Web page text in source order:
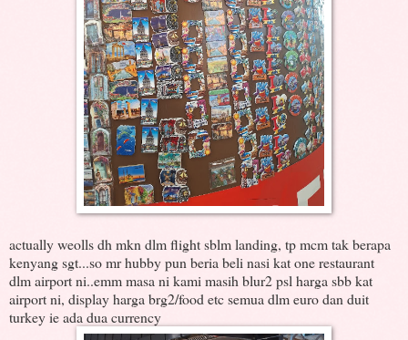
actually weolls dh mkn dlm flight sblm landing, tp mcm tak berapa
kenyang sgt...so mr hubby pun beria beli nasi kat one restaurant
dlm airport ni..emm masa ni kami masih blur2 psl harga sbb kat
airport ni, display harga brg2/food etc semua dlm euro dan duit
turkey ie ada dua currency